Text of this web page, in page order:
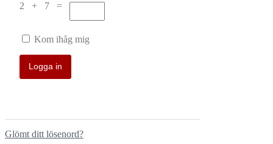
2 + 7 =
Kom ihåg mig
Glömt ditt lösenord?